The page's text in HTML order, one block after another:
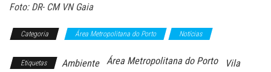
Foto: DR- CM VN Gaia
Categoria Área Metropolitana do Porto Notícias
Etiquetas Ambiente Área Metropolitana do Porto
Vila